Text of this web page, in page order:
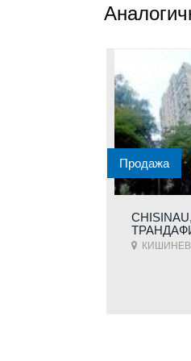
КИШИНЕВ
Продажа